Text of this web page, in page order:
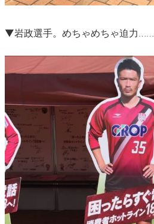
▼岩政選手。めちゃめちゃ迫力……